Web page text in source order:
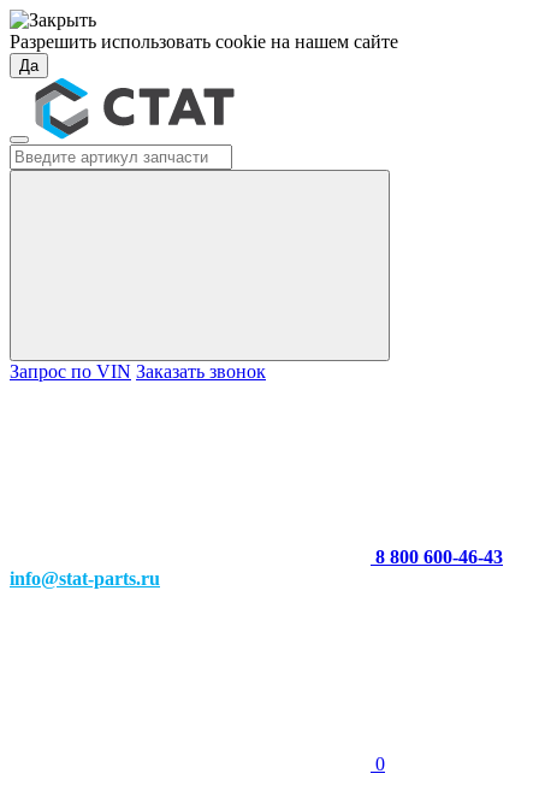
Разрешить использовать cookie на нашем сайте
Да
Запрос по VIN Заказать звонок
8 800 600-46-43
info@stat-parts.ru
0